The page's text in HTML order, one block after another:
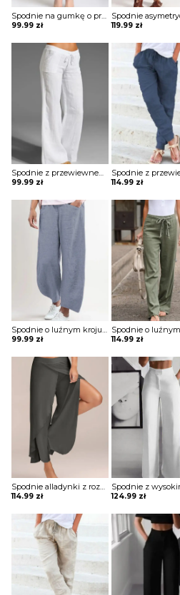
Spodnie na gumkę o prostym kroju
99.99 zł 119.99 zł
Spodnie z przewiewnego materiału
99.99 zł 114.99 zł
Spodnie o luźnym kroju z szeroką nogawką
99.99 zł 114.99 zł
Spodnie alladynki z rozcięciami
114.99 zł 124.99 zł